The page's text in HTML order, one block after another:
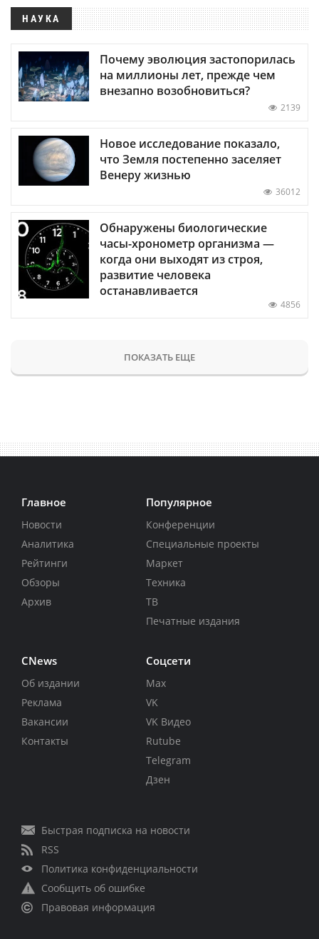
НАУКА
Почему эволюция застопорилась
на миллионы лет, прежде чем
внезапно возобновиться?
2139
Новое исследование показало,
что Земля постепенно заселяет
Венеру жизнью
36012
Обнаружены биологические
часы-хронометр организма —
когда они выходят из строя,
развитие человека
останавливается
4856
ПОКАЗАТЬ ЕЩЕ
Главное
Новости
Аналитика
Рейтинги
Обзоры
Архив
Популярное
Конференции
Специальные проекты
Маркет
Техника
ТВ
Печатные издания
CNews
Об издании
Реклама
Вакансии
Контакты
Соцсети
Max
VK
VK Видео
Rutube
Telegram
Дзен
Быстрая подписка на новости
RSS
Политика конфиденциальности
Сообщить об ошибке
Правовая информация